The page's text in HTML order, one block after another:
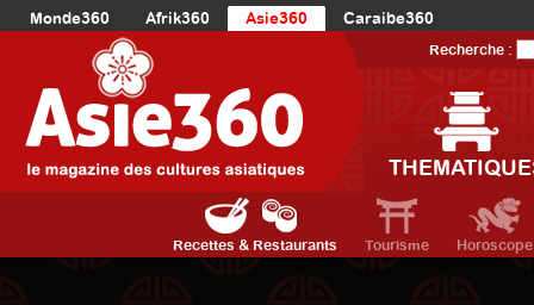
Monde360 Afrik360 Asie360
Caraibe360
Europe360
AmériqueDuNord360
Océanie360
Recherche :
Recettes & Restaurants Tourisme Horoscope